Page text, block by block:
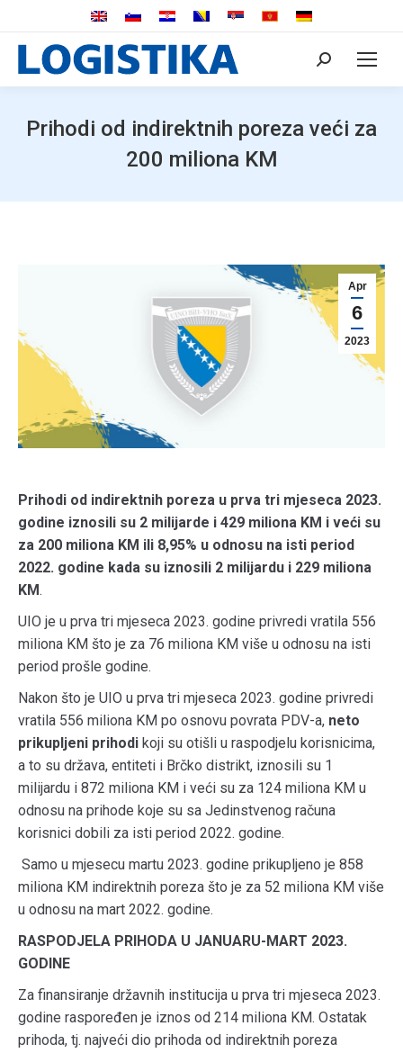
Search:
Prihodi od indirektnih poreza veći za
200 miliona KM
Apr
6
2023
Prihodi od indirektnih poreza u prva tri mjeseca 2023.
godine iznosili su 2 milijarde i 429 miliona KM i veći su
za 200 miliona KM ili 8,95% u odnosu na isti period
2022. godine kada su iznosili 2 milijardu i 229 miliona
KM.
UIO je u prva tri mjeseca 2023. godine privredi vratila 556
miliona KM što je za 76 miliona KM više u odnosu na isti
period prošle godine.
Nakon što je UIO u prva tri mjeseca 2023. godine privredi
vratila 556 miliona KM po osnovu povrata PDV-a, neto
prikupljeni prihodi koji su otišli u raspodjelu korisnicima,
a to su država, entiteti i Brčko distrikt, iznosili su 1
milijardu i 872 miliona KM i veći su za 124 miliona KM u
odnosu na prihode koje su sa Jedinstvenog računa
korisnici dobili za isti period 2022. godine.
Samo u mjesecu martu 2023. godine prikupljeno je 858
miliona KM indirektnih poreza što je za 52 miliona KM više
u odnosu na mart 2022. godine.
RASPODJELA PRIHODA U JANUARU-MART 2023.
GODINE
Za finansiranje državnih institucija u prva tri mjeseca 2023.
godine raspoređen je iznos od 214 miliona KM. Ostatak
prihoda, tj. najveći dio prihoda od indirektnih poreza